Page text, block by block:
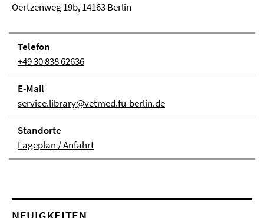
Oertzenweg 19b, 14163 Berlin
Telefon
+49 30 838 62636
E-Mail
service.library@vetmed.fu-berlin.de
Stand­orte
Lageplan / Anfahrt